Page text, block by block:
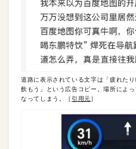
道路に表示されている文字は「疲れた
飲もう」という広告コピー。場所によ
なってしまう。［ 引用元］